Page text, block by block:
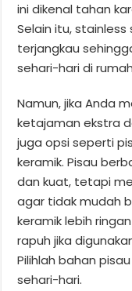
ini dikenal tahan
Selain itu,
terjangkau
sehari-hari di
Namun, jika Anda
ketajaman ekstra
juga opsi seperti
keramik. Pisau
dan kuat, tetapi
agar tidak mudah
keramik lebih
rapuh jika
Pilihlah bahan
sehari-hari.